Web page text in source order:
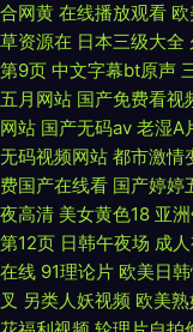
合网黄 在线播放观看
草资源在 日本三级大全
第9页 中文字幕bt原声
五月网站 国产免费看视
网站 国产无码av 老湿A
无码视频网站 都市激情
费国产在线看 国产婷婷
夜高清 美女黄色18 亚
第12页 日韩午夜场 成
在线 91理论片 欧美日
叉 另类人妖视频 欧美